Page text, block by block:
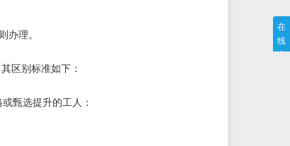
办理。
区别标准如下：
甄选提升的工人：
在
线
客